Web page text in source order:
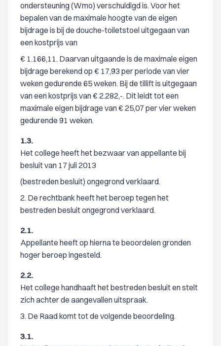
ondersteuning (Wmo) verschuldigd is. Voor het
bepalen van de maximale hoogte van de eigen
bijdrage is bij de douche-toiletstoel uitgegaan van
een kostprijs van
€ 1.166,11. Daarvan uitgaande is de maximale eigen
bijdrage berekend op € 17,93 per periode van vier
weken gedurende 65 weken. Bij de tillift is uitgegaan
van een kostprijs van € 2.282,-. Dit leidt tot een
maximale eigen bijdrage van € 25,07 per vier weken
gedurende 91 weken.
1.3.
Het college heeft het bezwaar van appellante bij
besluit van 17 juli 2013
(bestreden besluit) ongegrond verklaard.
2. De rechtbank heeft het beroep tegen het
bestreden besluit ongegrond verklaard.
2.1.
Appellante heeft op hierna te beoordelen gronden
hoger beroep ingesteld.
2.2.
Het college handhaaft het bestreden besluit en stelt
zich achter de aangevallen uitspraak.
3. De Raad komt tot de volgende beoordeling.
3.1.